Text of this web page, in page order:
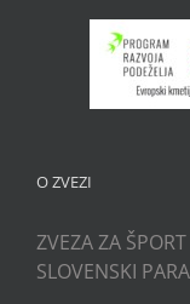
O ZVEZI
ZVEZA ZA
SLOVENSKI